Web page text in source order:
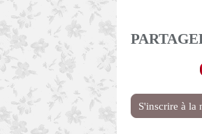
S'inscrire à la